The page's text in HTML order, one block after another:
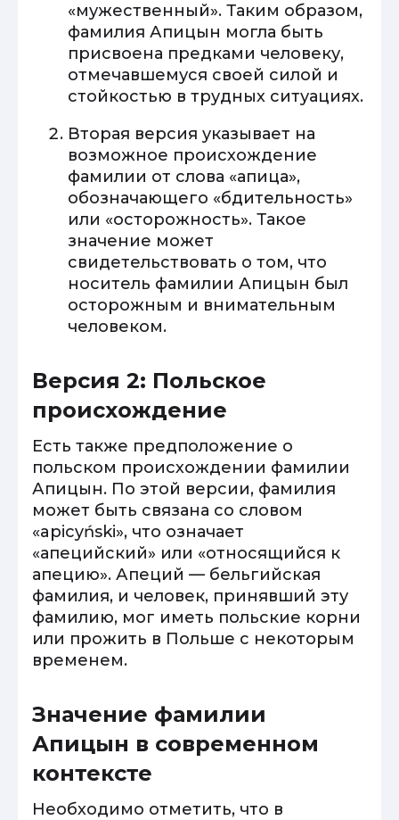
«мужественный». Таким образом,
фамилия Апицын могла быть
присвоена предками человеку,
отмечавшемуся своей силой и
стойкостью в трудных ситуациях.
Вторая версия указывает на
возможное происхождение
фамилии от слова «апица»,
обозначающего «бдительность»
или «осторожность». Такое
значение может
свидетельствовать о том, что
носитель фамилии Апицын был
осторожным и внимательным
человеком.
Версия 2: Польское
происхождение
Есть также предположение о
польском происхождении фамилии
Апицын. По этой версии, фамилия
может быть связана со словом
«apicyński», что означает
«апецийский» или «относящийся к
апецию». Апеций — бельгийская
фамилия, и человек, принявший эту
фамилию, мог иметь польские корни
или прожить в Польше с некоторым
временем.
Значение фамилии
Апицын в современном
контексте
Необходимо отметить, что в